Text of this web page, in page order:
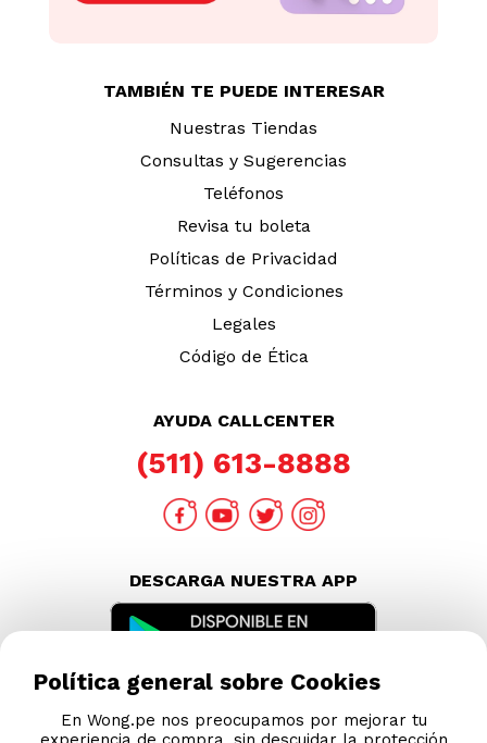
TAMBIÉN TE PUEDE INTERESAR
Nuestras Tiendas
Consultas y Sugerencias
Teléfonos
Revisa tu boleta
Políticas de Privacidad
Términos y Condiciones
Legales
Código de Ética
AYUDA CALLCENTER
(511) 613-8888
DESCARGA NUESTRA APP
Política general sobre Cookies
En Wong.pe nos preocupamos por mejorar tu